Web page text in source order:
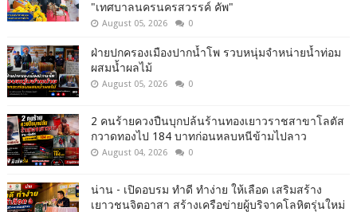
"เทศบาลนครนครสวรรค์ คัพ"
August 05, 2026 0
ฝ่ายปกครองเมืองปากน้ำโพ รวบหนุ่มจำหน่ายน้ำท่อม
ผสมน้ำผลไม้
August 05, 2026 0
2 คนร้ายควงปืนบุกปล้นร้านทองเยาวราชสาขาโลตัส
กวาดทองไป 184 บาทก่อนหลบหนีข้ามไปลาว
August 04, 2026 0
น่าน - เปิดอบรม ทำดี ทำง่าย ให้เลือด เสริมสร้าง
เยาวชนจิตอาสา สร้างเครือข่ายผู้บริจาคโลหิตรุ่นใหม่